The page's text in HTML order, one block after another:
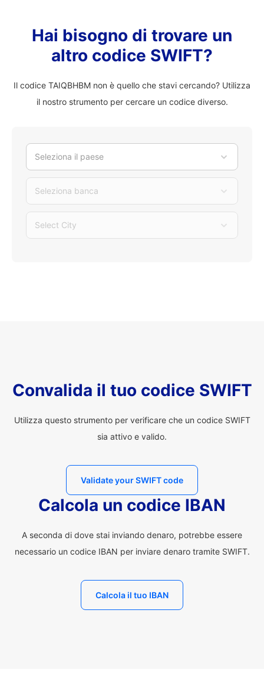
Hai bisogno di trovare un
altro codice SWIFT?
Il codice TAIQBHBM non è quello che stavi cercando? Utilizza
il nostro strumento per cercare un codice diverso.
Seleziona il paese
Seleziona banca
Select City
Convalida il tuo codice SWIFT
Utilizza questo strumento per verificare che un codice SWIFT
sia attivo e valido.
Validate your SWIFT code
Calcola un codice IBAN
A seconda di dove stai inviando denaro, potrebbe essere
necessario un codice IBAN per inviare denaro tramite SWIFT.
Calcola il tuo IBAN